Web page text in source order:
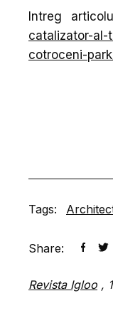
Intreg
catalizator-al-
cotroceni-
Tags:
Share:
Revista Igloo ,